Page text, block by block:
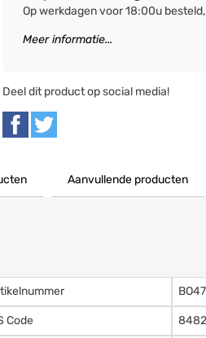
Op werkdagen voor 18:00u
Meer informatie...
Deel dit product op social media!
Aanvullende producten
Code